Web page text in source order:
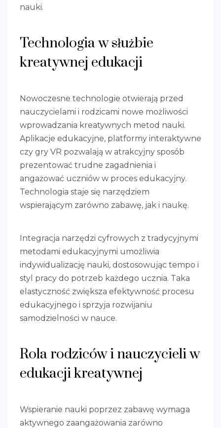
nauki.
Technologia w służbie
kreatywnej edukacji
Nowoczesne technologie otwierają przed
nauczycielami i rodzicami nowe możliwości
wprowadzania kreatywnych metod nauki.
Aplikacje edukacyjne, platformy interaktywne
czy gry VR pozwalają w atrakcyjny sposób
prezentować trudne zagadnienia i
angażować uczniów w proces edukacyjny.
Technologia staje się narzędziem
wspierającym zarówno zabawę, jak i naukę.
Integracja narzędzi cyfrowych z tradycyjnymi
metodami edukacyjnymi umożliwia
indywidualizację nauki, dostosowując tempo i
styl pracy do potrzeb każdego ucznia. Taka
elastyczność zwiększa efektywność procesu
edukacyjnego i sprzyja rozwijaniu
samodzielności w nauce.
Rola rodziców i nauczycieli w
edukacji kreatywnej
Wspieranie nauki poprzez zabawę wymaga
aktywnego zaangażowania zarówno